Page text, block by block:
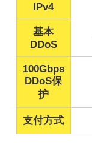
IPv4
基本
DDoS
100Gbps
DDoS保
护
支付方式